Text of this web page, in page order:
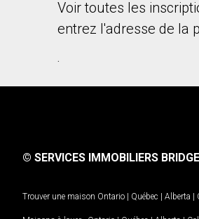
Voir toutes les
entrez l'adresse de la
.
© SERVICES IMMOBILIERS
Trouver une maison Ontario | Québec | Alberta |